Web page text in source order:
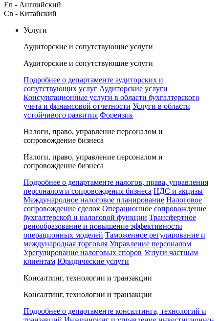
En - Английский
Cn - Китайский
Услуги
Аудиторские и сопутствующие услуги
Аудиторские и сопутствующие услуги
Подробнее о департаменте аудиторских и
сопутствующих услуг Аудиторские услуги
Консультационные услуги в области бухгалтерского
учета и финансовой отчетности Услуги в области
устойчивого развития Форензик
Налоги, право, управление персоналом и
сопровождение бизнеса
Налоги, право, управление персоналом и
сопровождение бизнеса
Подробнее о департаменте налогов, права, управления
персоналом и сопровождения бизнеса НДС и акцизы
Международное налоговое планирование Налоговое
сопровождение сделок Операционное сопровождение
бухгалтерской и налоговой функции Трансфертное
ценообразование и повышение эффективности
операционных моделей Таможенное регулирование и
международная торговля Управление персоналом
Урегулирование налоговых споров Услуги частным
клиентам Юридические услуги
Консалтинг, технологии и транзакции
Консалтинг, технологии и транзакции
Подробнее о департаменте консалтинга, технологий и